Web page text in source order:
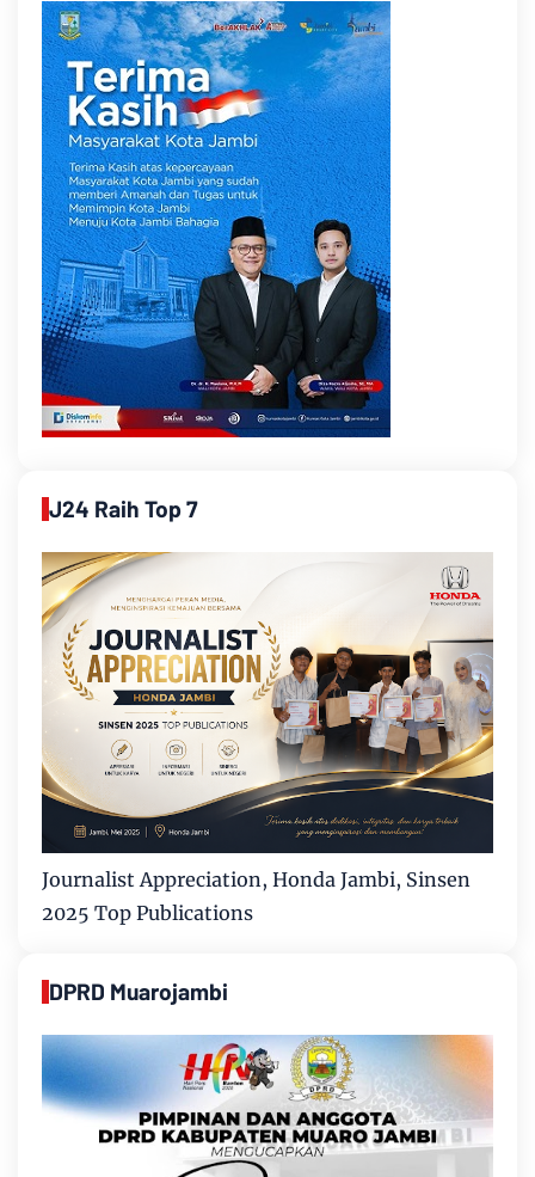
J24 Raih Top 7
Journalist Appreciation, Honda Jambi, Sinsen
2025 Top Publications
DPRD Muarojambi